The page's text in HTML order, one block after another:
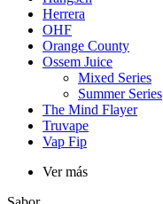
Herrera
OHF
Orange County
Ossem Juice
Mixed Series
Summer Series
The Mind Flayer
Truvape
Vap Fip
Ver más